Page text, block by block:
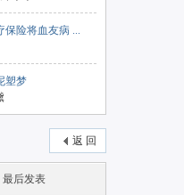
保险将血友病 ...
塑梦
返 回
最后发表